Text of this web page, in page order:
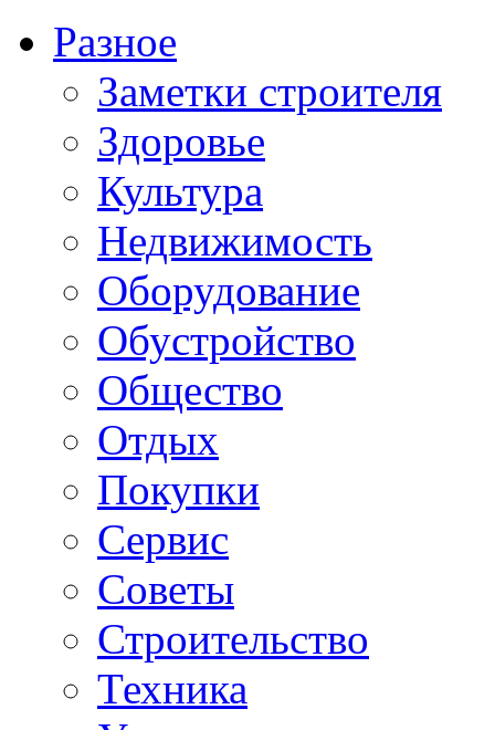
Разное
Заметки строителя
Здоровье
Культура
Недвижимость
Оборудование
Обустройство
Общество
Отдых
Покупки
Сервис
Советы
Строительство
Техника